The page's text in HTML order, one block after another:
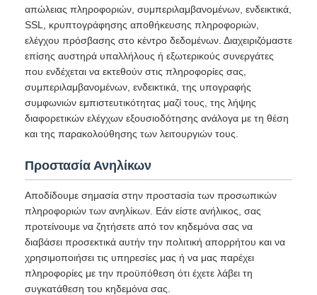
απώλειας πληροφοριών, συμπεριλαμβανομένων, ενδεικτικά,
SSL, κρυπτογράφησης αποθήκευσης πληροφοριών,
ελέγχου πρόσβασης στο κέντρο δεδομένων. Διαχειριζόμαστε
επίσης αυστηρά υπαλλήλους ή εξωτερικούς συνεργάτες
που ενδέχεται να εκτεθούν στις πληροφορίες σας,
συμπεριλαμβανομένων, ενδεικτικά, της υπογραφής
συμφωνιών εμπιστευτικότητας μαζί τους, της λήψης
διαφορετικών ελέγχων εξουσιοδότησης ανάλογα με τη θέση
και της παρακολούθησης των λειτουργιών τους.
Προστασία Ανηλίκων
Αποδίδουμε σημασία στην προστασία των προσωπικών
πληροφοριών των ανηλίκων. Εάν είστε ανήλικος, σας
προτείνουμε να ζητήσετε από τον κηδεμόνα σας να
διαβάσει προσεκτικά αυτήν την πολιτική απορρήτου και να
χρησιμοποιήσει τις υπηρεσίες μας ή να μας παρέχει
πληροφορίες με την προϋπόθεση ότι έχετε λάβει τη
συγκατάθεση του κηδεμόνα σας.